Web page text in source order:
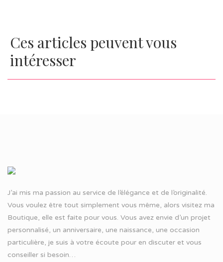
Ces articles peuvent vous
intéresser
J’ai mis ma passion au service de l’élégance et de l’originalité.
Vous voulez être tout simplement vous même, alors visitez ma
Boutique, elle est faite pour vous. Vous avez envie d’un projet
personnalisé, un anniversaire, une naissance, une occasion
particulière, je suis à votre écoute pour en discuter et vous
conseiller si besoin…